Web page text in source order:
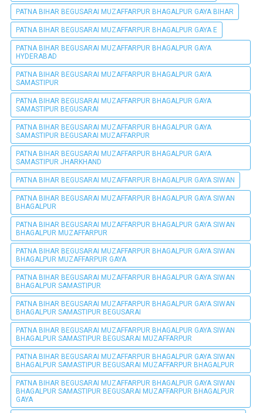
PATNA BIHAR BEGUSARAI MUZAFFARPUR BHAGALPUR GAYA BIHAR
PATNA BIHAR BEGUSARAI MUZAFFARPUR BHAGALPUR GAYA E
PATNA BIHAR BEGUSARAI MUZAFFARPUR BHAGALPUR GAYA
HYDERABAD
PATNA BIHAR BEGUSARAI MUZAFFARPUR BHAGALPUR GAYA
SAMASTIPUR
PATNA BIHAR BEGUSARAI MUZAFFARPUR BHAGALPUR GAYA
SAMASTIPUR BEGUSARAI
PATNA BIHAR BEGUSARAI MUZAFFARPUR BHAGALPUR GAYA
SAMASTIPUR BEGUSARAI MUZAFFARPUR
PATNA BIHAR BEGUSARAI MUZAFFARPUR BHAGALPUR GAYA
SAMASTIPUR JHARKHAND
PATNA BIHAR BEGUSARAI MUZAFFARPUR BHAGALPUR GAYA SIWAN
PATNA BIHAR BEGUSARAI MUZAFFARPUR BHAGALPUR GAYA SIWAN
BHAGALPUR
PATNA BIHAR BEGUSARAI MUZAFFARPUR BHAGALPUR GAYA SIWAN
BHAGALPUR MUZAFFARPUR
PATNA BIHAR BEGUSARAI MUZAFFARPUR BHAGALPUR GAYA SIWAN
BHAGALPUR MUZAFFARPUR GAYA
PATNA BIHAR BEGUSARAI MUZAFFARPUR BHAGALPUR GAYA SIWAN
BHAGALPUR SAMASTIPUR
PATNA BIHAR BEGUSARAI MUZAFFARPUR BHAGALPUR GAYA SIWAN
BHAGALPUR SAMASTIPUR BEGUSARAI
PATNA BIHAR BEGUSARAI MUZAFFARPUR BHAGALPUR GAYA SIWAN
BHAGALPUR SAMASTIPUR BEGUSARAI MUZAFFARPUR
PATNA BIHAR BEGUSARAI MUZAFFARPUR BHAGALPUR GAYA SIWAN
BHAGALPUR SAMASTIPUR BEGUSARAI MUZAFFARPUR BHAGALPUR
PATNA BIHAR BEGUSARAI MUZAFFARPUR BHAGALPUR GAYA SIWAN
BHAGALPUR SAMASTIPUR BEGUSARAI MUZAFFARPUR BHAGALPUR
GAYA